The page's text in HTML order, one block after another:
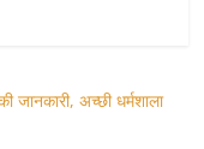
अच्छी धर्मशाला